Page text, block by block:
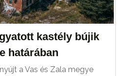
kastély bújik
határában
a Vas és Zala megye